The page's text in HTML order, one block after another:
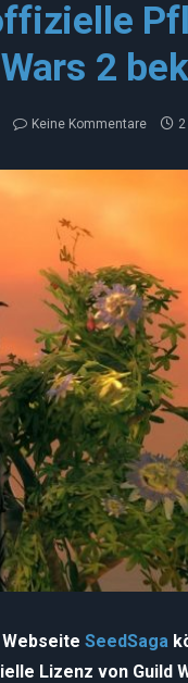
2
Keine Kommentare
SeedSaga
Lizenz von Guild